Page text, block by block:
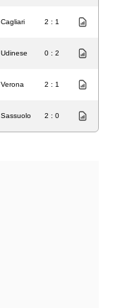
Cagliari 2 : 1
Udinese 0 : 2
Verona 2 : 1
Sassuolo 2 : 0